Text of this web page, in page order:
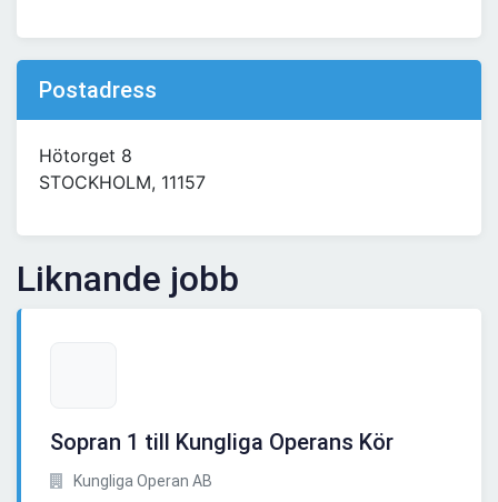
Postadress
Hötorget 8
STOCKHOLM, 11157
Liknande jobb
Sopran 1 till Kungliga Operans Kör
Kungliga Operan AB